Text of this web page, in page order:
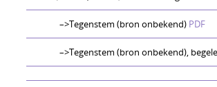
–>Tegenstem (bron onbekend) PDF
–>Tegenstem (bron onbekend),